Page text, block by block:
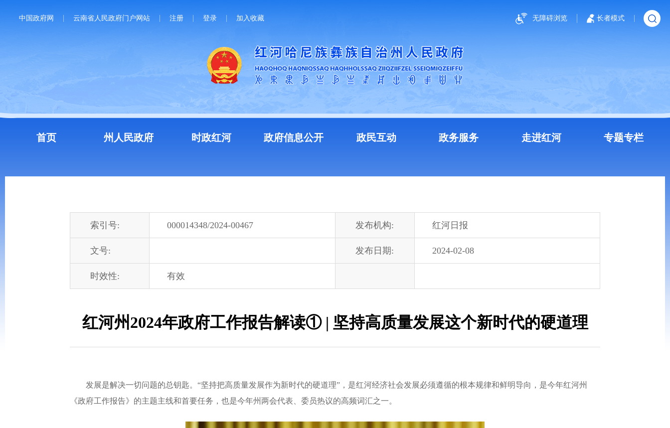
中国政府网 云南省人民政府门户网站 注册 登录 加入收藏 无障碍浏览 长者模式
首页 州人民政府 时政红河 政府信息公开 政民互动 政务服务 走进红河 专题专栏
索引号: 000014348/2024-00467 发布机构: 红河日报
文号: 发布日期: 2024-02-08
时效性: 有效
红河州2024年政府工作报告解读① | 坚持高质量发展这个新时代的硬道理
发展是解决一切问题的总钥匙。“坚持把高质量发展作为新时代的硬道理”，是红河经济社会发展必须遵循的根本规律和鲜明导向，是今年红河州
《政府工作报告》的主题主线和首要任务，也是今年州两会代表、委员热议的高频词汇之一。